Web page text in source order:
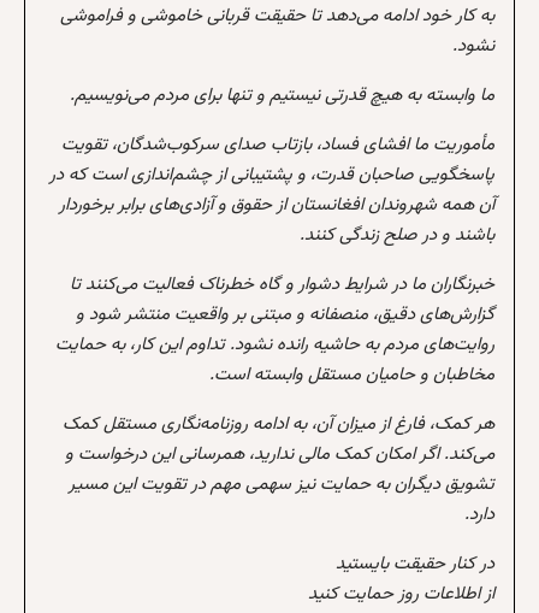
به کار خود ادامه می‌دهد تا حقیقت قربانی خاموشی و فراموشی
نشود.
ما وابسته به هیچ قدرتی نیستیم و تنها برای مردم می‌نویسیم.
مأموریت ما افشای فساد، بازتاب صدای سرکوب‌شدگان، تقویت
پاسخگویی صاحبان قدرت، و پشتیبانی از چشم‌اندازی است که در
آن همه شهروندان افغانستان از حقوق و آزادی‌های برابر برخوردار
باشند و در صلح زندگی کنند.
خبرنگاران ما در شرایط دشوار و گاه خطرناک فعالیت می‌کنند تا
گزارش‌های دقیق، منصفانه و مبتنی بر واقعیت منتشر شود و
روایت‌های مردم به حاشیه رانده نشود. تداوم این کار، به حمایت
مخاطبان و حامیان مستقل وابسته است.
هر کمک، فارغ از میزان آن، به ادامه روزنامه‌نگاری مستقل کمک
می‌کند. اگر امکان کمک مالی ندارید، همرسانی این درخواست و
تشویق دیگران به حمایت نیز سهمی مهم در تقویت این مسیر
دارد.
در کنار حقیقت بایستید
از اطلاعات روز حمایت کنید